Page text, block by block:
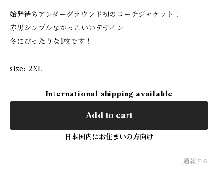
始発待ちアンダーグラウンド初のコーチジャケット！
赤黒シンプルなかっこいいデザイン
冬にぴったりな1枚です！
size: 2XL
International shipping available
Add to cart
日本国内にお住まいの方向け
通報する